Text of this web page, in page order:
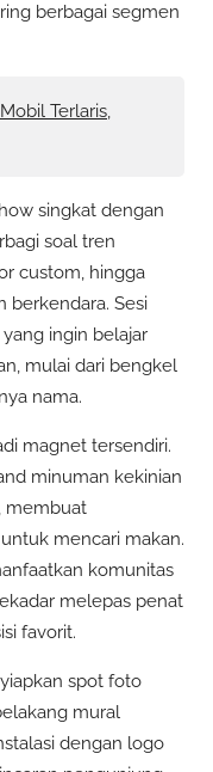
berbagai segmen
Terlaris,
singkat dengan
soal tren
custom, hingga
berkendara. Sesi
ingin belajar
mulai dari bengkel
nama.
magnet tersendiri.
minuman kekinian
membuat
mencari makan.
komunitas
melepas penat
favorit.
spot foto
mural
dengan logo